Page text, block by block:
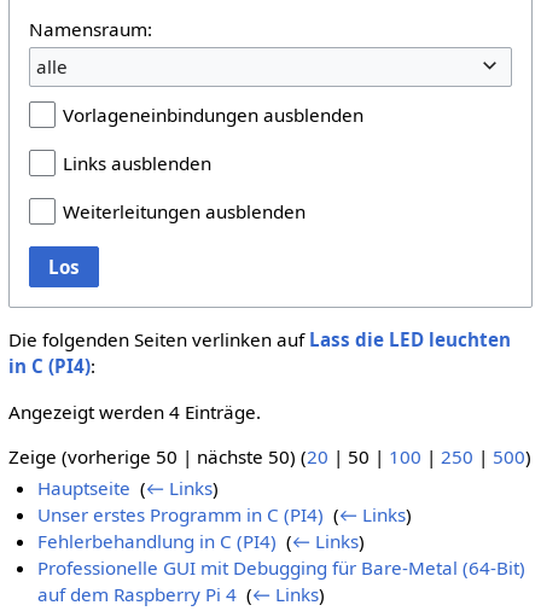
Namensraum:
alle
Vorlageneinbindungen ausblenden
Links ausblenden
Weiterleitungen ausblenden
Los
Die folgenden Seiten verlinken auf Lass die LED leuchten
in C (PI4):
Angezeigt werden 4 Einträge.
Zeige (vorherige 50 | nächste 50) (20 | 50 | 100 | 250 | 500)
Hauptseite ‎(← Links)
Unser erstes Programm in C (PI4) ‎(← Links)
Fehlerbehandlung in C (PI4) ‎(← Links)
Professionelle GUI mit Debugging für Bare-Metal (64-Bit)
auf dem Raspberry Pi 4 ‎(← Links)